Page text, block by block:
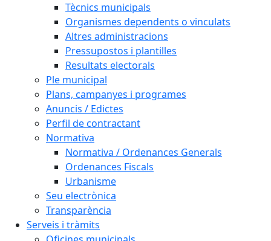
Tècnics municipals
Organismes dependents o vinculats
Altres administracions
Pressupostos i plantilles
Resultats electorals
Ple municipal
Plans, campanyes i programes
Anuncis / Edictes
Perfil de contractant
Normativa
Normativa / Ordenances Generals
Ordenances Fiscals
Urbanisme
Seu electrònica
Transparència
Serveis i tràmits